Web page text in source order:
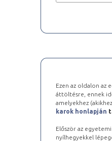
Ezen az oldalon az
áttöltésre, ennek
amelyekhez
karok honlapján
Először az
nyílhegyekkel